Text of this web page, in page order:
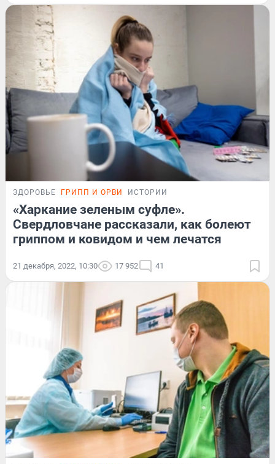
ЗДОРОВЬЕ ГРИПП И ОРВИ ИСТОРИИ
«Харкание зеленым суфле».
Свердловчане рассказали, как болеют
гриппом и ковидом и чем лечатся
21 декабря, 2022, 10:30 17 952 41